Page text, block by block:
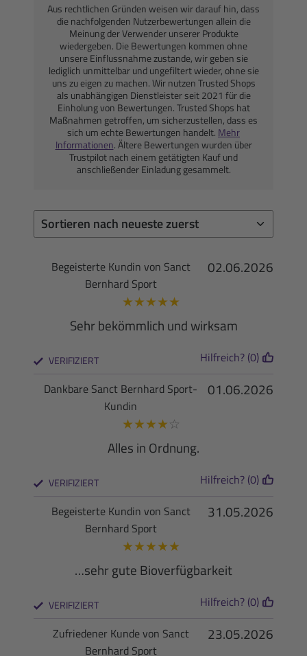
Aus rechtlichen Gründen weisen wir darauf hin, dass
die nachfolgenden Nutzerbewertungen allein die
Meinung der Verwender unserer Produkte
wiedergeben. Die Bewertungen kommen ohne
unsere Einflussnahme zustande, wir geben sie
lediglich unmittelbar und ungefiltert wieder, ohne sie
uns zu eigen zu machen. Wir nutzen Trusted Shops
als unabhängigen Dienstleister seit 2021 für die
Einholung von Bewertungen. Trusted Shops hat
Maßnahmen getroffen, um sicherzustellen, dass es
sich um echte Bewertungen handelt. Mehr
Informationen. Ältere Bewertungen wurden über
Trustpilot nach einem getätigten Kauf und
anschließender Einladung gesammelt.
02.06.2026
Begeisterte Kundin von Sanct
Bernhard Sport
★★★★★
Sehr bekömmlich und wirksam
VERIFIZIERT Hilfreich? (0)
01.06.2026
Dankbare Sanct Bernhard Sport-
Kundin
★★★★ ☆
Alles in Ordnung.
VERIFIZIERT Hilfreich? (0)
31.05.2026
Begeisterte Kundin von Sanct
Bernhard Sport
★★★★★
…sehr gute Bioverfügbarkeit
VERIFIZIERT Hilfreich? (0)
23.05.2026
Zufriedener Kunde von Sanct
Bernhard Sport